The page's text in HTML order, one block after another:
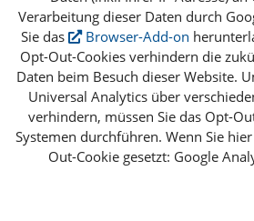
Verarbeitung dieser Daten durch
Sie das
Browser-Add-on
Opt-Out-Cookies verhindern die
Daten beim Besuch dieser Website.
Universal Analytics über
verhindern, müssen Sie das Opt-
Systemen durchführen. Wenn Sie
Out-Cookie gesetzt: Google